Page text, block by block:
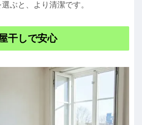
ぶと、より清潔です。
干しで安心